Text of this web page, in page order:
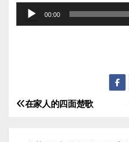
频
00:00
文在家人的四面楚歌